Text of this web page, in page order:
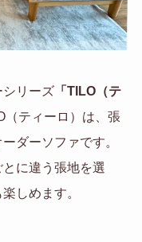
シリーズ「TILO（テ
（ティーロ）は、張
ダーソファです。
に違う張地を選
しめます。